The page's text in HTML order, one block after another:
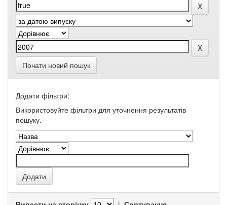
Почати новий пошук
Додати фільтри:
Використовуйте фільтри для уточнення результатів
пошуку.